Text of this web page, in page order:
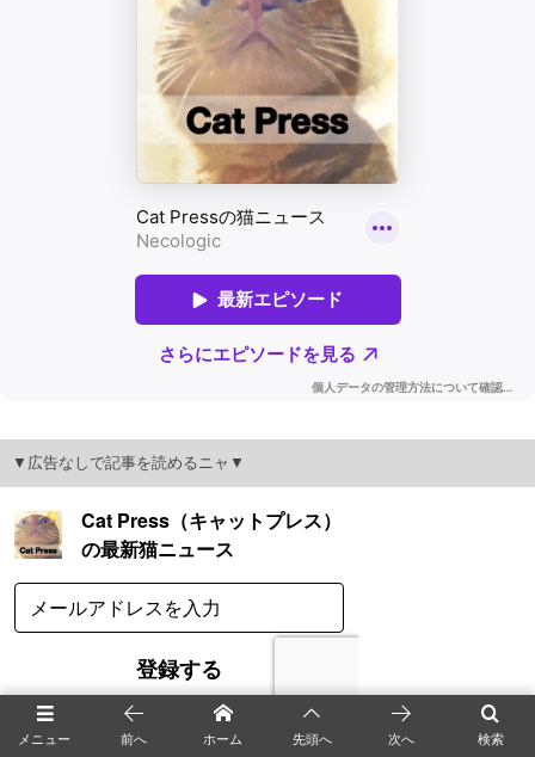
▼広告なしで記事を読めるニャ▼
メニュー 検索
前へ ホーム 先頭へ 次へ